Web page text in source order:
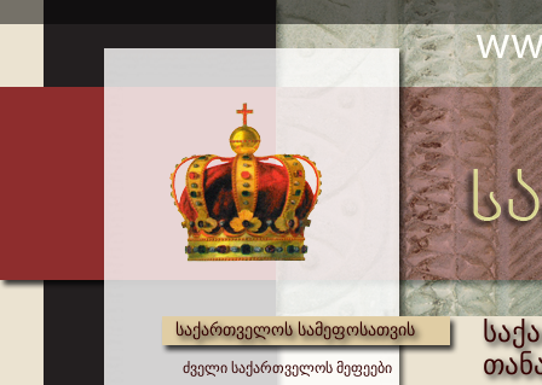
საქართველოს სამეფოსათვის
ძველი საქართველოს მეფეები